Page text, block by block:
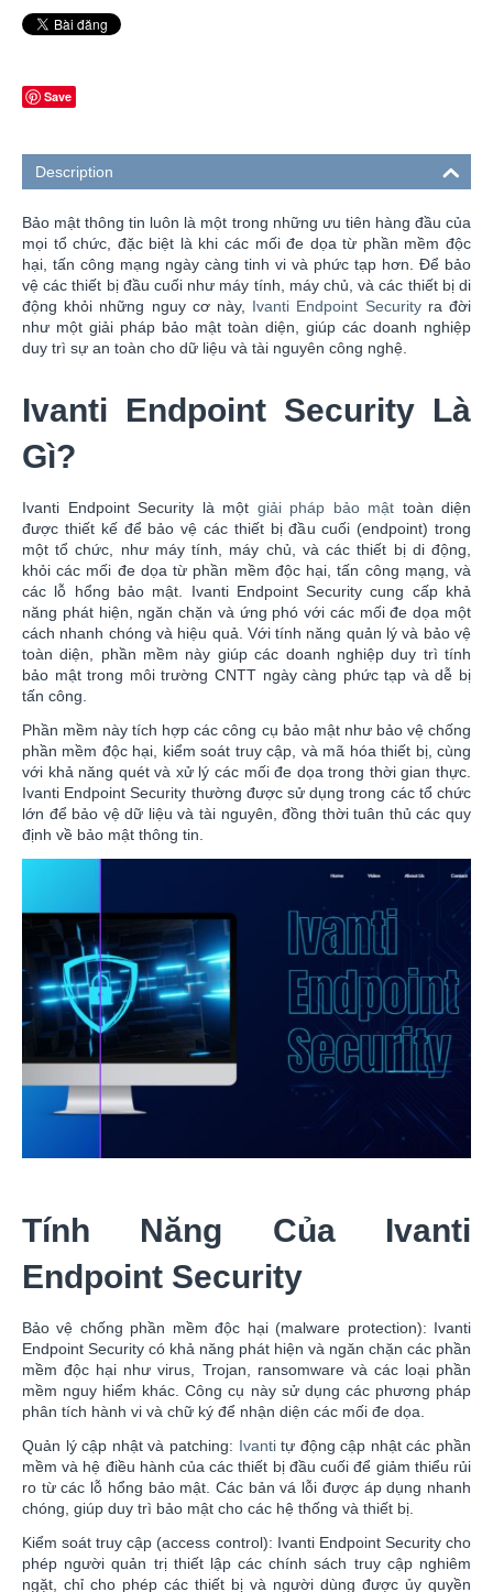
Save
Description
Bảo mật thông tin luôn là một trong những ưu tiên hàng đầu của
mọi tổ chức, đặc biệt là khi các mối đe dọa từ phần mềm độc
hại, tấn công mạng ngày càng tinh vi và phức tạp hơn. Để bảo
vệ các thiết bị đầu cuối như máy tính, máy chủ, và các thiết bị di
động khỏi những nguy cơ này, Ivanti Endpoint Securityra đời
như một giải pháp bảo mật toàn diện, giúp các doanh nghiệp
duy trì sự an toàn cho dữ liệu và tài nguyên công nghệ.
Ivanti Endpoint Security Là
Gì?
Ivanti Endpoint Security là một giải pháp bảo mật toàn diện
được thiết kế để bảo vệ các thiết bị đầu cuối (endpoint) trong
một tổ chức, như máy tính, máy chủ, và các thiết bị di động,
khỏi các mối đe dọa từ phần mềm độc hại, tấn công mạng, và
các lỗ hổng bảo mật. Ivanti Endpoint Security cung cấp khả
năng phát hiện, ngăn chặn và ứng phó với các mối đe dọa một
cách nhanh chóng và hiệu quả. Với tính năng quản lý và bảo vệ
toàn diện, phần mềm này giúp các doanh nghiệp duy trì tính
bảo mật trong môi trường CNTT ngày càng phức tạp và dễ bị
tấn công.
Phần mềm này tích hợp các công cụ bảo mật như bảo vệ chống
phần mềm độc hại, kiểm soát truy cập, và mã hóa thiết bị, cùng
với khả năng quét và xử lý các mối đe dọa trong thời gian thực.
Ivanti Endpoint Security thường được sử dụng trong các tổ chức
lớn để bảo vệ dữ liệu và tài nguyên, đồng thời tuân thủ các quy
định về bảo mật thông tin.
Tính Năng Của Ivanti
Endpoint Security
Bảo vệ chống phần mềm độc hại (malware protection): Ivanti
Endpoint Security có khả năng phát hiện và ngăn chặn các phần
mềm độc hại như virus, Trojan, ransomware và các loại phần
mềm nguy hiểm khác. Công cụ này sử dụng các phương pháp
phân tích hành vi và chữ ký để nhận diện các mối đe dọa.
Quản lý cập nhật và patching: Ivantitự động cập nhật các phần
mềm và hệ điều hành của các thiết bị đầu cuối để giảm thiểu rủi
ro từ các lỗ hổng bảo mật. Các bản vá lỗi được áp dụng nhanh
chóng, giúp duy trì bảo mật cho các hệ thống và thiết bị.
Kiểm soát truy cập (access control): Ivanti Endpoint Security cho
phép người quản trị thiết lập các chính sách truy cập nghiêm
ngặt, chỉ cho phép các thiết bị và người dùng được ủy quyền